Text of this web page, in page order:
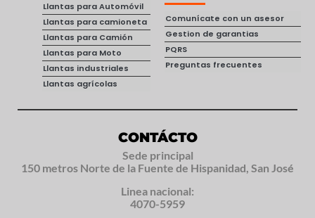
Llantas para Automóvil
Llantas para camioneta
Llantas para Camión
Llantas para Moto
Llantas industriales
Llantas agrícolas
Comunícate con un asesor
Gestion de garantias
PQRS
Preguntas frecuentes
CONTÁCTO
Sede principal
150 metros Norte de la Fuente de Hispanidad, San José
Linea nacional:
4070-5959